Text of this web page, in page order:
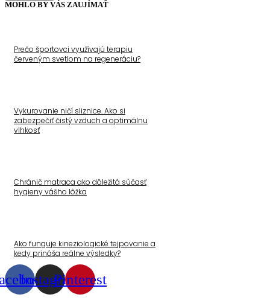
MOHLO BY VÁS ZAUJÍMAŤ
Prečo športovci využívajú terapiu
červeným svetlom na regeneráciu?
Vykurovanie ničí sliznice. Ako si
zabezpečiť čistý vzduch a optimálnu
vlhkosť
Chránič matraca ako dôležitá súčasť
hygieny vášho lôžka
Ako funguje kineziologické tejpovanie a
kedy prináša reálne výsledky?
InstagramPinterest